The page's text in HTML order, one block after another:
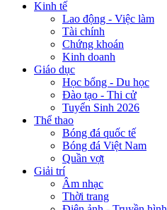
Kinh tế
Lao động - Việc làm
Tài chính
Chứng khoán
Kinh doanh
Giáo dục
Học bổng - Du học
Đào tạo - Thi cử
Tuyển Sinh 2026
Thể thao
Bóng đá quốc tế
Bóng đá Việt Nam
Quần vợt
Giải trí
Âm nhạc
Thời trang